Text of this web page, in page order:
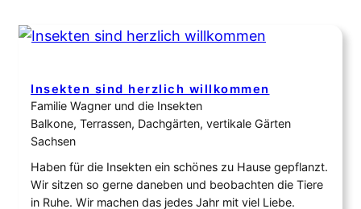
Insekten sind herzlich willkommen
Familie Wagner und die Insekten
Balkone, Terrassen, Dachgärten, vertikale Gärten
Sachsen
Haben für die Insekten ein schönes zu Hause gepflanzt.
Wir sitzen so gerne daneben und beobachten die Tiere
in Ruhe. Wir machen das jedes Jahr mit viel Liebe.